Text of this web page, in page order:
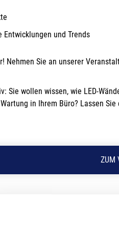
und Trends
Nehmen Sie an unserer
wollen wissen, wie LED-
in Ihrem Büro? Lassen
ZUM